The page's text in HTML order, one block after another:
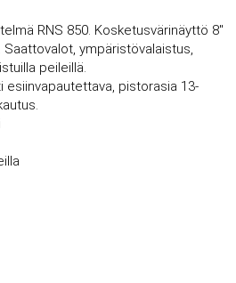
RNS 850. Kosketusvärinäyttö 8"
Saattovalot, ympäristövalaistus,
peileillä.
esiinvapautettava, pistorasia 13-